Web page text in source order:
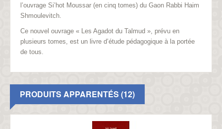
l’ouvrage Si’hot Moussar (en cinq tomes) du Gaon Rabbi Haim
Shmoulevitch.
Ce nouvel ouvrage « Les Agadot du Talmud », prévu en
plusieurs tomes, est un livre d’étude pédagogique à la portée
de tous.
PRODUITS APPARENTÉS (12)